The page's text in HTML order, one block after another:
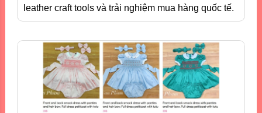
leather craft tools và trải nghiệm mua hàng quốc tế.